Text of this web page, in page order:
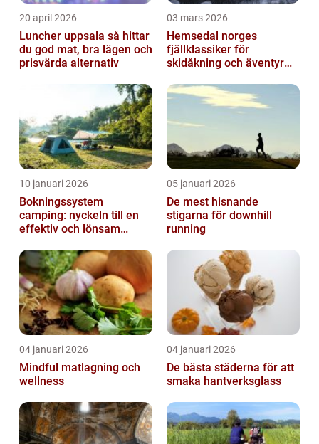
20 april 2026
Luncher uppsala så hittar
du god mat, bra lägen och
prisvärda alternativ
03 mars 2026
Hemsedal norges
fjällklassiker för
skidåkning och äventyr
10 januari 2026
Bokningssystem
camping: nyckeln till en
effektiv och lönsam
05 januari 2026
De mest hisnande
stigarna för downhill
running
04 januari 2026
Mindful matlagning och
wellness
04 januari 2026
De bästa städerna för att
smaka hantverksglass